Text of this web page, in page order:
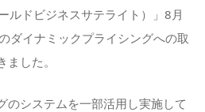
ルドビジネスサテライト）」8月
ダイナミックプライシングへの取
した。
のシステムを一部活用し実施して